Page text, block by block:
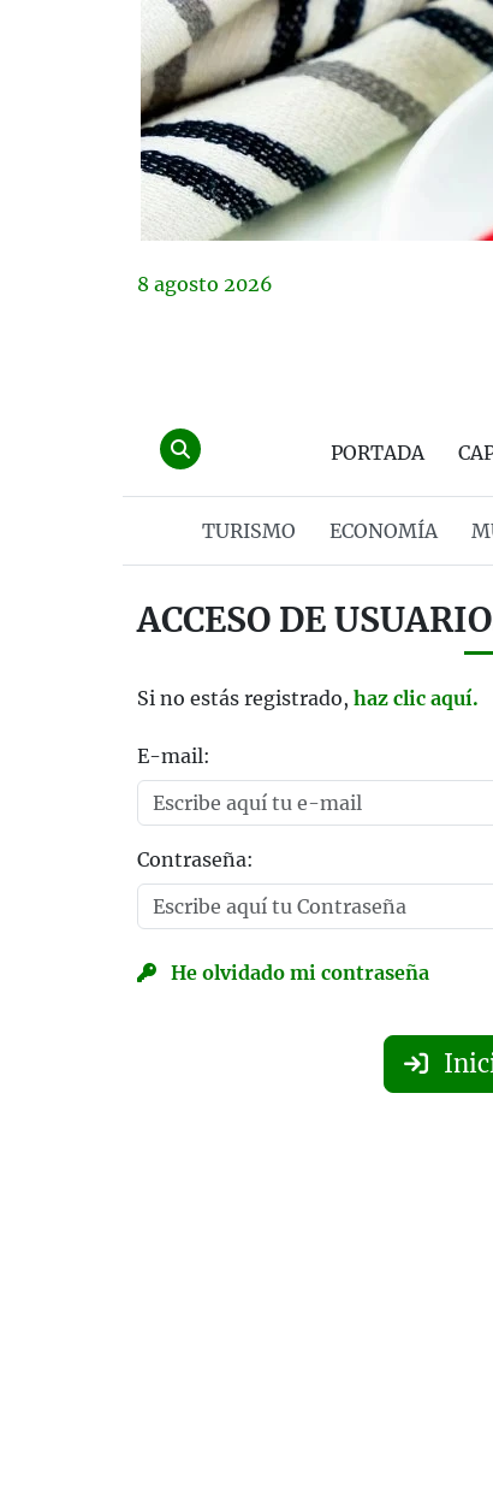
8 agosto 2026
PORTADA
TURISMO ECONOMÍA
ACCESO DE
Si no estás registrado, haz clic aquí.
E-mail:
Contraseña:
He olvidado mi contraseña